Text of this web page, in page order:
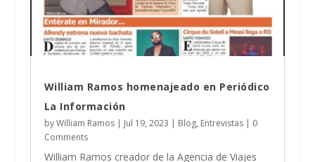
William Ramos homenajeado en Periódico
La Información
byWilliam Ramos| Jul 19, 2023 | Blog, Entrevistas| 0
Comments
William Ramos creador de la Agencia de Viajes